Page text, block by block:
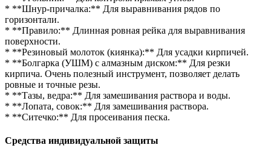
* **Шнур-причалка:** Для выравнивания рядов по
горизонтали.
* **Правило:** Длинная ровная рейка для выравнивания
поверхности.
* **Резиновый молоток (киянка):** Для усадки кирпичей.
* **Болгарка (УШМ) с алмазным диском:** Для резки
кирпича. Очень полезный инструмент, позволяет делать
ровные и точные резы.
* **Тазы, ведра:** Для замешивания раствора и воды.
* **Лопата, совок:** Для замешивания раствора.
* **Ситечко:** Для просеивания песка.
Средства индивидуальной защиты